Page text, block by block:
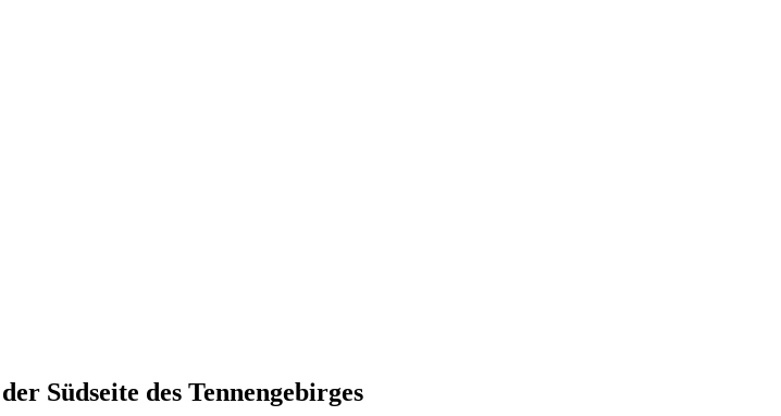
Südseite des Tennengebirges